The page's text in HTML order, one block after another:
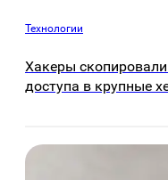
Технологии
Хакеры
доступа в крупные